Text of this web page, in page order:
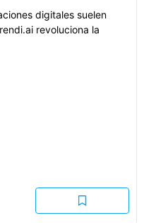
digitales suelen
revoluciona la